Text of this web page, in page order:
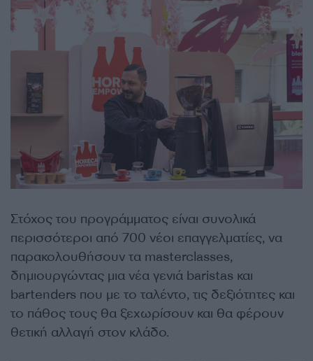
Στόχος του προγράμματος είναι συνολικά
περισσότεροι από 700 νέοι επαγγελματίες, να
παρακολουθήσουν τα masterclasses,
δημιουργώντας μια νέα γενιά baristas και
bartenders που με το ταλέντο, τις δεξιότητες και
το πάθος τους θα ξεχωρίσουν και θα φέρουν
θετική αλλαγή στον κλάδο.